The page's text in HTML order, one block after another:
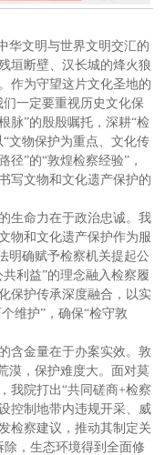
华文明与世界文明交汇的
垣断壁、汉长城的烽火狼
作为守望这片文化圣地的
一定要重视历史文化保
脉”的殷殷嘱托，深耕“检
文物保护为重点、文化传
”的“敦煌检察经验”，
写文物和文化遗产保护的
生命力在于政治忠诚。我
物和文化遗产保护作为服
明确赋予检察机关提起公
利益”的理念融入检察履
保护传承深度融合，以实
维护”，确保“检守敦
含金量在于办案实效。敦
漠，保护难度大。面对莫
我院打出“共同磋商+检察
控制地带内违规开采、威
检察建议，推动其制定关
，生态环境得到全面修